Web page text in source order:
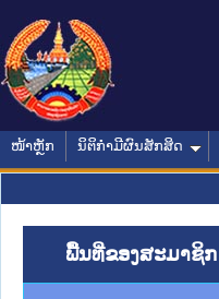
ໜ້າຫຼັກ ນິຕິກໍາມີຜົນສັກສິດ
ພື້ນທີ່ຂອງສະມາຊິກ